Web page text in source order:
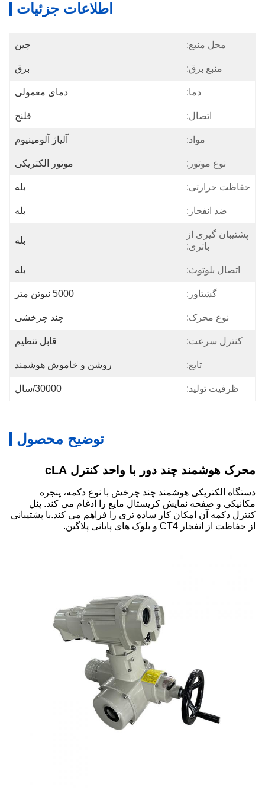
اطلاعات جزئیات
محل منبع: چین
منبع برق: برق
دما: دمای معمولی
اتصال: فلنج
مواد: آلیاژ آلومینیوم
نوع موتور: موتور الکتریکی
حفاظت حرارتی: بله
ضد انفجار: بله
پشتیبان گیری از
باتری:
بله
اتصال بلوتوث: بله
گشتاور: 5000 نیوتن متر
نوع محرک: چند چرخشی
کنترل سرعت: قابل تنظیم
تابع: روشن و خاموش هوشمند
ظرفیت تولید: 30000/سال
توضیح محصول
محرک هوشمند چند دور با واحد کنترل cLA
دستگاه الکتریکی هوشمند چند چرخش با نوع دکمه، پنجره
مکانیکی و صفحه نمایش کریستال مایع را ادغام می کند. پنل
کنترل دکمه آن امکان کار ساده تری را فراهم می کند.با پشتیبانی
از حفاظت از انفجار CT4 و بلوک های پایانی پلاگین.